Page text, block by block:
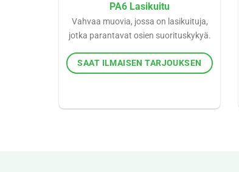
PA6 Lasikuitu
Vahvaa muovia, jossa on lasikuituja,
jotka parantavat osien suorituskykyä.
SAAT ILMAISEN TARJOUKSEN